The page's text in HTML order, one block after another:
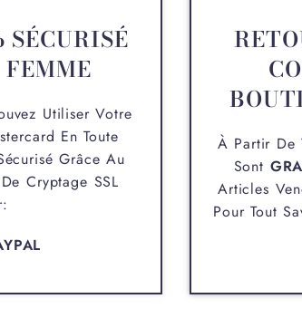
Utiliser Votre
En Toute
Grâce Au
Cryptage SSL
À Partir De
Sont
Articles
Pour Tout